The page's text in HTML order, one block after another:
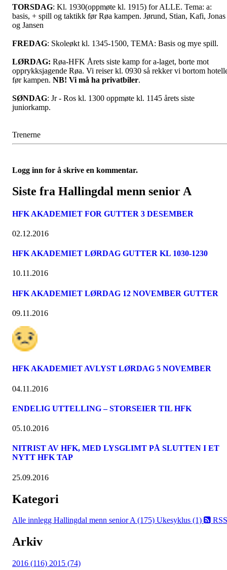
TORSDAG: Kl. 1930(oppmøte kl. 1915) for ALLE. Tema: a:
basis, + spill og taktikk før Røa kampen. Jørund, Stian, Kafi, Jonas
og Jansen
FREDAG: Skoleøkt kl. 1345-1500, TEMA: Basis og mye spill.
LØRDAG: Røa-HFK Årets siste kamp for a-laget, borte mot
opprykksjagende Røa. Vi reiser kl. 0930 så rekker vi bortom
før kampen. NB! Vi må ha privatbiler.
SØNDAG: Jr - Ros kl. 1300 oppmøte kl. 1145 årets siste
juniorkamp.
Trenerne
Logg inn for å skrive en kommentar.
Siste fra Hallingdal menn senior A
HFK AKADEMIET FOR GUTTER 3 DESEMBER
02.12.2016
HFK AKADEMIET LØRDAG GUTTER KL 1030-1230
10.11.2016
HFK AKADEMIET LØRDAG 12 NOVEMBER GUTTER
09.11.2016
HFK AKADEMIET AVLYST LØRDAG 5 NOVEMBER
04.11.2016
ENDELIG UTTELLING – STORSEIER TIL HFK
05.10.2016
NITRIST AV HFK, MED LYSGLIMT PÅ SLUTTEN I ET
NYTT HFK TAP
25.09.2016
Kategori
Alle innlegg Hallingdal menn senior A (175) Ukesyklus (1) RSS
Arkiv
2016 (116) 2015 (74)